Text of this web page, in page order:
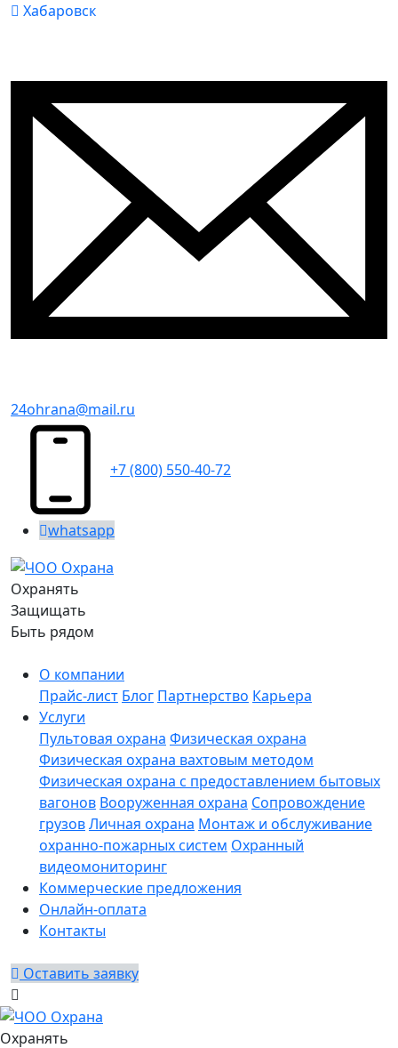
Хабаровск
24ohrana@mail.ru
+7 (800) 550-40-72
whatsapp
Охранять
Защищать
Быть рядом
О компании
Прайс-лист Блог Партнерство Карьера
Услуги
Пультовая охрана Физическая охрана
Физическая охрана вахтовым методом
Физическая охрана с предоставлением бытовых
вагонов Вооруженная охрана Сопровождение
грузовЛичная охрана Монтаж и обслуживание
охранно-пожарных систем Охранный
видеомониторинг
Коммерческие предложения
Онлайн-оплата
Контакты
Оставить заявку
Охранять